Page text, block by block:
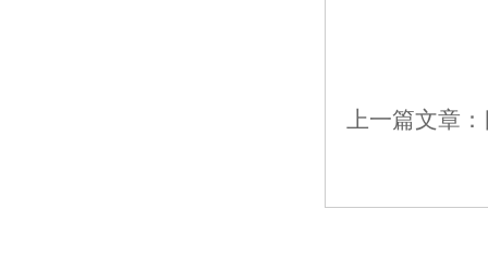
上一篇文章